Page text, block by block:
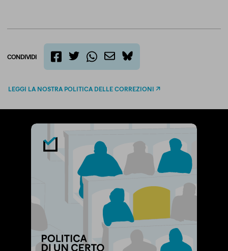
CONDIVIDI
bluesky
LEGGI LA NOSTRA POLITICA DELLE CORREZIONI